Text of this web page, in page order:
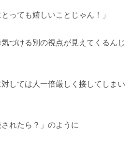
っても嬉しいことじゃん！」
づける別の視点が見えてくるんじ
しては人一倍厳しく接してしまい
れたら？」のように